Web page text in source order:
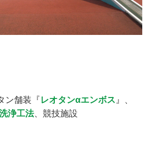
ン舗装『 レオタンαエンボス 』、
浄工法、競技施設